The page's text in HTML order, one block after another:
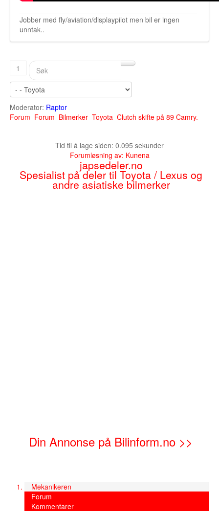
Jobber med fly/aviation/displaypilot men bil er ingen
unntak..
1
Moderator: Raptor
Forum Forum Bilmerker Toyota Clutch skifte på 89 Camry.
Tid til å lage siden: 0.095 sekunder
Forumløsning av: Kunena
japsedeler.no
Spesialist på deler til Toyota / Lexus og
andre asiatiske bilmerker
Din Annonse på Bilinform.no >>
Mekanikeren
Forum
Kommentarer